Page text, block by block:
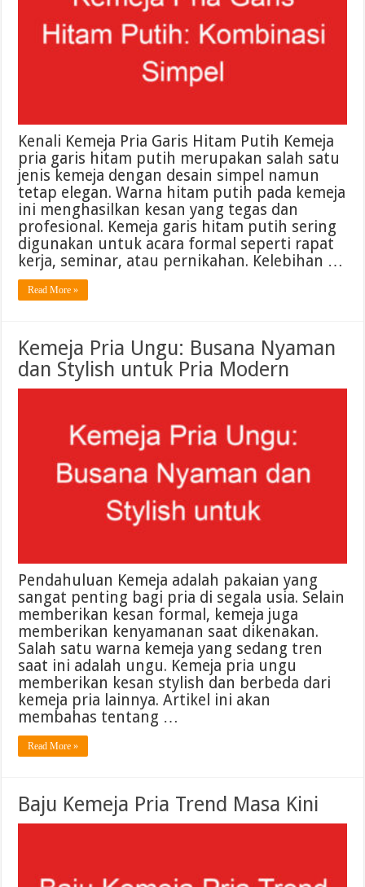
Kenali Kemeja Pria Garis Hitam Putih Kemeja
pria garis hitam putih merupakan salah satu
jenis kemeja dengan desain simpel namun
tetap elegan. Warna hitam putih pada kemeja
ini menghasilkan kesan yang tegas dan
profesional. Kemeja garis hitam putih sering
digunakan untuk acara formal seperti rapat
kerja, seminar, atau pernikahan. Kelebihan …
Read More »
Kemeja Pria Ungu: Busana Nyaman
dan Stylish untuk Pria Modern
Pendahuluan Kemeja adalah pakaian yang
sangat penting bagi pria di segala usia. Selain
memberikan kesan formal, kemeja juga
memberikan kenyamanan saat dikenakan.
Salah satu warna kemeja yang sedang tren
saat ini adalah ungu. Kemeja pria ungu
memberikan kesan stylish dan berbeda dari
kemeja pria lainnya. Artikel ini akan
membahas tentang …
Read More »
Baju Kemeja Pria Trend Masa Kini